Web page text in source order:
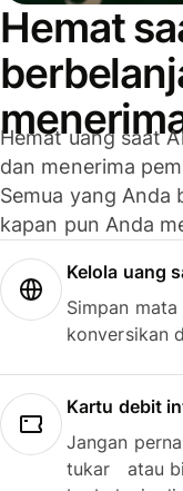
Hemat
Hemat uang saat
dan menerima
Semua yang Anda
kapan pun Anda
Kelola uang
Simpan
konversikan
Kartu debit
Jangan
tukar atau